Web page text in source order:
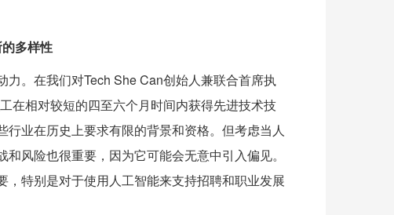
多样性
。在我们对Tech She Can创始人兼联合首席执
在相对较短的四至六个月时间内获得先进技术技
业在历史上要求有限的背景和资格。但考虑当人
风险也很重要，因为它可能会无意中引入偏见。
特别是对于使用人工智能来支持招聘和职业发展